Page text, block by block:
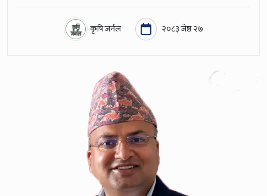
कृषि जर्नल २०८३ जेष्ठ २७